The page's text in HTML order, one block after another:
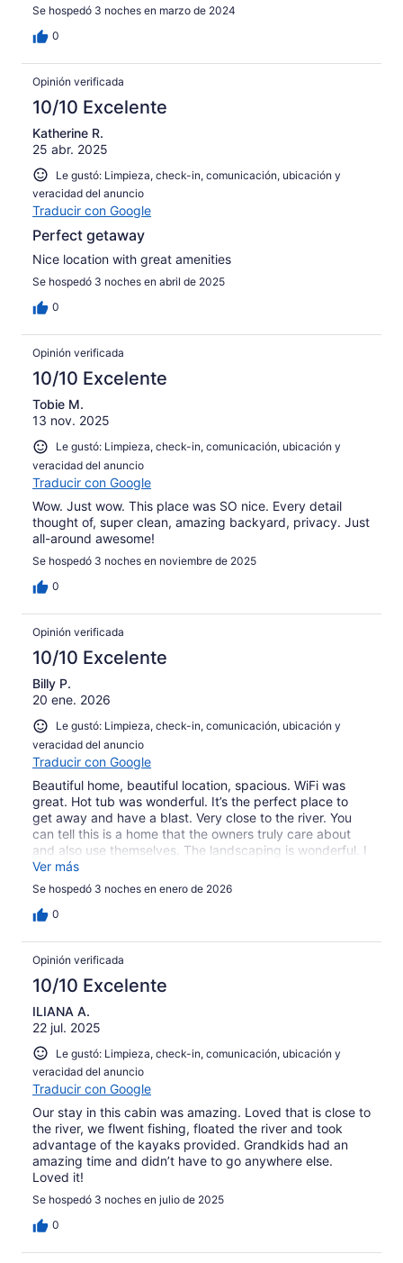
Se hospedó 3 noches en marzo de 2024
0
Opinión verificada
10/10 Excelente
Katherine R.
25 abr. 2025
Le gustó: Limpieza, check-in, comunicación, ubicación y
veracidad del anuncio
Traducir con Google
Perfect getaway
Nice location with great amenities
Se hospedó 3 noches en abril de 2025
0
Opinión verificada
10/10 Excelente
Tobie M.
13 nov. 2025
Le gustó: Limpieza, check-in, comunicación, ubicación y
veracidad del anuncio
Traducir con Google
Wow. Just wow. This place was SO nice. Every detail
thought of, super clean, amazing backyard, privacy. Just
all-around awesome!
Se hospedó 3 noches en noviembre de 2025
0
Opinión verificada
10/10 Excelente
Billy P.
20 ene. 2026
Le gustó: Limpieza, check-in, comunicación, ubicación y
veracidad del anuncio
Traducir con Google
Beautiful home, beautiful location, spacious. WiFi was
great. Hot tub was wonderful. It’s the perfect place to
get away and have a blast. Very close to the river. You
can tell this is a home that the owners truly care about
and also use themselves. The landscaping is wonderful. I
highly recommend this property. The only “con” which is
also a pro, is that it’s about 30 minutes drive north of
hochatown. So make sure you prep your trip with that in
mind. Absolutely worth it.
Ver más
Se hospedó 3 noches en enero de 2026
0
Opinión verificada
10/10 Excelente
ILIANA A.
22 jul. 2025
Le gustó: Limpieza, check-in, comunicación, ubicación y
veracidad del anuncio
Traducir con Google
Our stay in this cabin was amazing. Loved that is close to
the river, we flwent fishing, floated the river and took
advantage of the kayaks provided. Grandkids had an
amazing time and didn’t have to go anywhere else.
Loved it!
Se hospedó 3 noches en julio de 2025
0